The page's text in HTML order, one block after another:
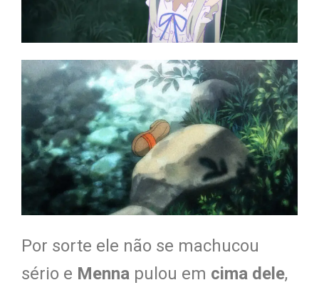
Por sorte ele não se machucou
sério e Menna pulou em cima dele,